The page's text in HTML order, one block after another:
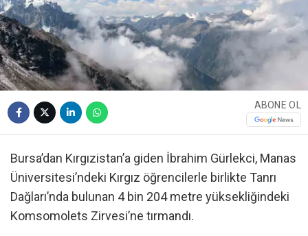
ABONE OL
Bursa’dan Kırgızistan’a giden İbrahim Gürlekci, Manas
Üniversitesi’ndeki Kırgız öğrencilerle birlikte Tanrı
Dağları’nda bulunan 4 bin 204 metre yüksekliğindeki
Komsomolets Zirvesi’ne tırmandı.